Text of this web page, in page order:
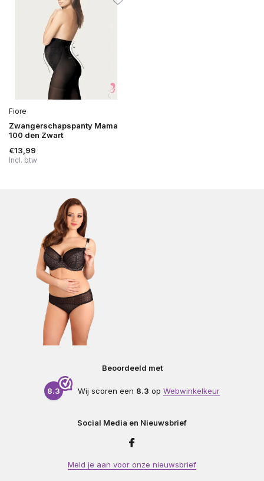
Fiore
Zwangerschapspanty Mama
100 den Zwart
€13,99
Incl. btw
Beoordeeld met
8.3 Wij scoren een 8.3 op Webwinkelkeur
Social Media en Nieuwsbrief
Meld je aan voor onze nieuwsbrief